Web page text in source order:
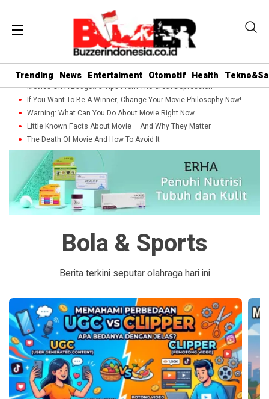
Trending News Entertaiment Otomotif Health
Movies On A Budget: 5 Tips From The Great Depression
If You Want To Be A Winner, Change Your Movie Philosophy Now!
Warning: What Can You Do About Movie Right Now
Little Known Facts About Movie – And Why They Matter
The Death Of Movie And How To Avoid It
Bola & Sports
Berita terkini seputar olahraga hari ini